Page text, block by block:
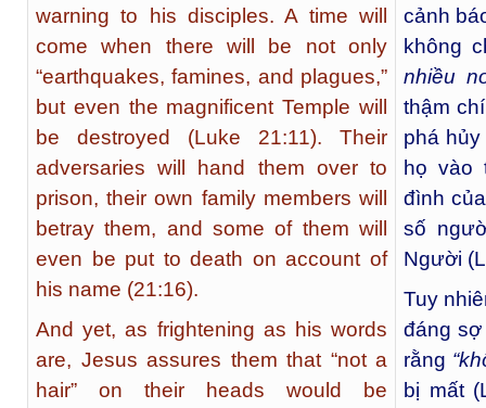
warning to his disciples. A time will
come when there will be not only
“earthquakes, famines, and plagues,”
but even the magnificent Temple will
be destroyed (Luke 21:11). Their
adversaries will hand them over to
prison, their own family members will
betray them, and some of them will
even be put to death on account of
his name (21:16).
And yet, as frightening as his words
are, Jesus assures them that “not a
hair” on their heads would be
cảnh
không
nhiều
thậm
phá
họ vào
đình
số
Người
Tuy
đáng
rằng
bị mất